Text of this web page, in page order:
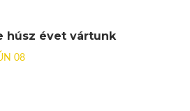
húsz évet vártunk
08